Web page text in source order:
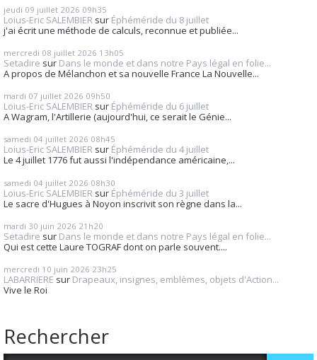
jeudi 09 juillet 2026 09h35
Loius-Eric SALEMBIER sur Éphéméride du 8 juillet
j'ai écrit une méthode de calculs, reconnue et publiée...
mercredi 08 juillet 2026 13h05
Setadire sur Dans le monde et dans notre Pays légal en folie...
A propos de Mélanchon et sa nouvelle France La Nouvelle...
mardi 07 juillet 2026 09h50
Loius-Eric SALEMBIER sur Éphéméride du 6 juillet
A Wagram, l'Artillerie (aujourd'hui, ce serait le Génie...
samedi 04 juillet 2026 08h45
Loius-Eric SALEMBIER sur Éphéméride du 4 juillet
Le 4 juillet 1776 fut aussi l'indépendance américaine,...
samedi 04 juillet 2026 08h30
Loius-Eric SALEMBIER sur Éphéméride du 3 juillet
Le sacre d'Hugues à Noyon inscrivit son règne dans la...
mardi 30 juin 2026 21h20
Setadire sur Dans le monde et dans notre Pays légal en folie...
Qui est cette Laure TOGRAF dont on parle souvent....
mercredi 10 juin 2026 23h25
LABARRIERE sur Drapeaux, insignes, emblèmes, objets d'Action...
Vive le Roi
Rechercher